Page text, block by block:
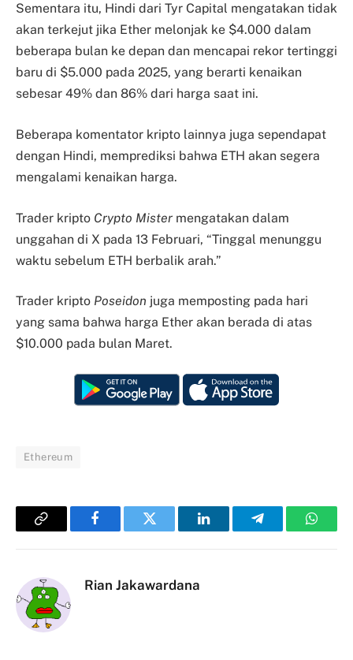
Sementara itu, Hindi dari Tyr Capital mengatakan tidak
akan terkejut jika Ether melonjak ke $4.000 dalam
beberapa bulan ke depan dan mencapai rekor tertinggi
baru di $5.000 pada 2025, yang berarti kenaikan
sebesar 49% dan 86% dari harga saat ini.
Beberapa komentator kripto lainnya juga sependapat
dengan Hindi, memprediksi bahwa ETH akan segera
mengalami kenaikan harga.
Trader kripto Crypto Mister mengatakan dalam
unggahan di X pada 13 Februari, “Tinggal menunggu
waktu sebelum ETH berbalik arah.”
Trader kripto Poseidon juga memposting pada hari
yang sama bahwa harga Ether akan berada di atas
$10.000 pada bulan Maret.
Ethereum
Copy
FacebookTwitter LinkedInTelegram
Rian Jakawardana